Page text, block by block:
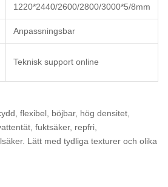
1220*2440/2600/2800/3000*5/8mm
Anpassningsbar
Teknisk support online
flexibel, böjbar, hög densitet,
fuktsäker, repfri,
Lätt med tydliga texturer och olika